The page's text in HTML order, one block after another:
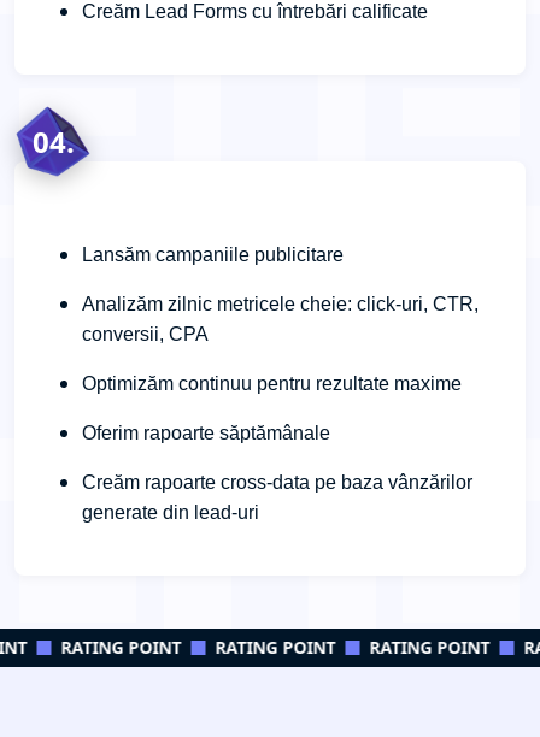
Creăm Lead Forms cu întrebări calificate
04.
Lansăm campaniile publicitare
Analizăm zilnic metricele cheie: click-uri, CTR,
conversii, CPA
Optimizăm continuu pentru rezultate maxime
Oferim rapoarte săptămânale
Creăm rapoarte cross-data pe baza vânzărilor
generate din lead-uri
RATING POINT RATING POINT RATING POINT